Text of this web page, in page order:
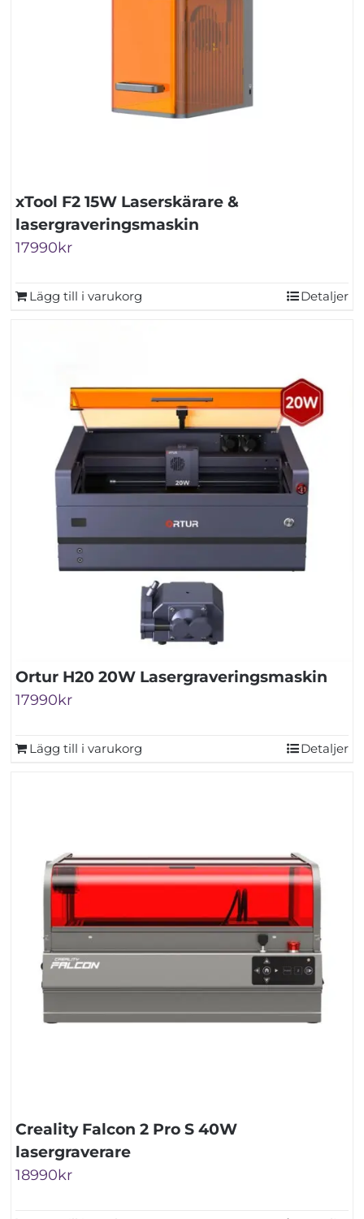
xTool F2 15W Laserskärare &
lasergraveringsmaskin
17990kr
Lägg till i varukorg Detaljer
Ortur H20 20W Lasergraveringsmaskin
17990kr
Lägg till i varukorg Detaljer
Creality Falcon 2 Pro S 40W
lasergraverare
18990kr